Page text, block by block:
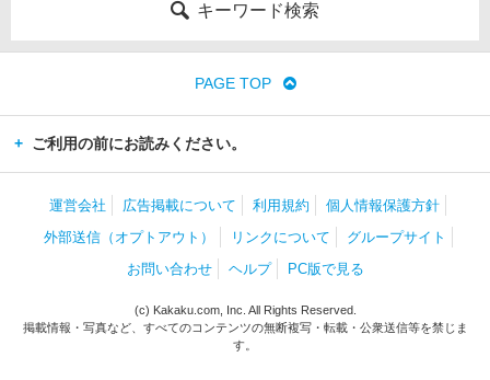
キーワード検索
PAGE TOP
ご利用の前にお読みください。
運営会社 広告掲載について 利用規約
個人情報保護方針
外部送信（オプトアウト）
リンクについて
グループサイト
お問い合わせ
ヘルプ PC版で見る
(c) Kakaku.com, Inc. All Rights Reserved.
掲載情報・写真など、すべてのコンテンツの無断複写・転載・公衆送信等を禁じま
す。